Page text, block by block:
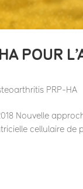
POUR
PRP-HA
2018 Nouvelle
cellulaire de